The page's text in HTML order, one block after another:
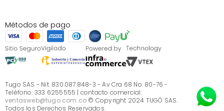
S.A.S
Términos, condiciones y restricciones Tugó S.A.S
Instructivo cuidado de muebles
Sé parte de Tugó
¿Quiénes somos?
Servicio al cliente
¿Quieres vender en Tugó?
Métodos de pago
Tugo SAS - Nit. 830.087.848-3 - Av Cra 68 No. 80-76 -
Teléfono: 333 6255555 | contacto comercial:
ventasweb@tugo.com.co © Copyright 2024 TUGÓ SAS.
Todos los Derechos Reservados.